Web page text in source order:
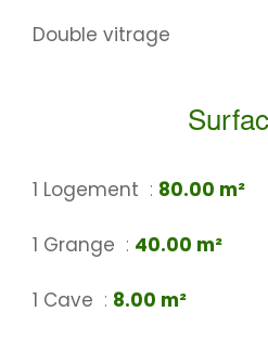
Double vitrage
1 Logement 80.00 m²
1 Grange 40.00 m²
1 Cave 8.00 m²